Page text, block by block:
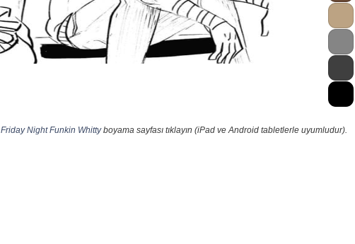
Friday Night Funkin Whittyboyama sayfası tıklayın (iPad ve Android tabletlerle uyumludur).